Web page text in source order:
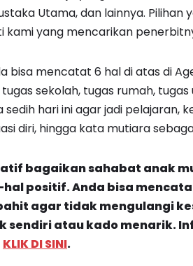
Utama, dan lainnya.
kami yang mencarikan
bisa mencatat 6 hal di atas di
sekolah, tugas rumah,
sedih hari ini agar jadi pelajaran,
diri, hingga kata mutiara
bagaikan sahabat anak
positif. Anda bisa
agar tidak mengulangi
sendiri atau kado menarik.
KLIK DI SINI.